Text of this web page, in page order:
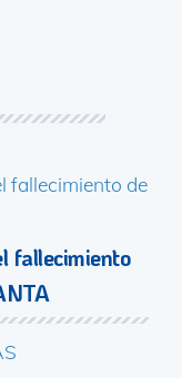
fallecimiento